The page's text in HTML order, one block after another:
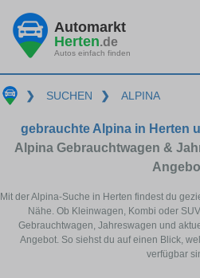
Automarkt
Herten.de
Autos einfach finden
❯ SUCHEN ❯ ALPINA
gebrauchte Alpina in Herten
Alpina Gebrauchtwagen &
Mit der Alpina-Suche in Herten findest du
Nähe. Ob Kleinwagen, Kombi oder
Gebrauchtwagen, Jahreswagen und
Angebot. So siehst du auf einen Blick,
verfügbar